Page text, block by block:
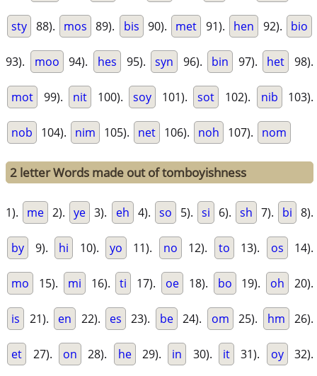
sty 88). mos 89). bis 90). met 91). hen 92). bio
93). moo 94). hes 95). syn 96). bin 97). het 98).
mot 99). nit 100). soy 101). sot 102). nib 103).
nob 104). nim 105). net 106). noh 107). nom
2 letter Words made out of tomboyishness
1). me 2). ye 3). eh 4). so 5). si 6). sh 7). bi 8).
by 9). hi 10). yo 11). no 12). to 13). os 14).
mo 15). mi 16). ti 17). oe 18). bo 19). oh 20).
is 21). en 22). es 23). be 24). om 25). hm 26).
et 27). on 28). he 29). in 30). it 31). oy 32).